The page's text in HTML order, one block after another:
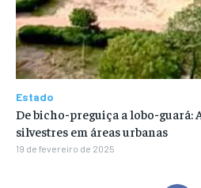
Estado
De bicho-preguiça a lobo-guará:
silvestres em áreas urbanas
19 de fevereiro de 2025